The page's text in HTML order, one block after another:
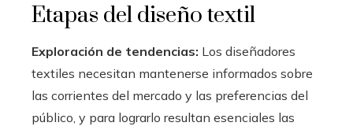
Etapas del diseño textil
Exploración de tendencias: Los diseñadores
textiles necesitan mantenerse informados sobre
las corrientes del mercado y las preferencias del
público, y para lograrlo resultan esenciales las